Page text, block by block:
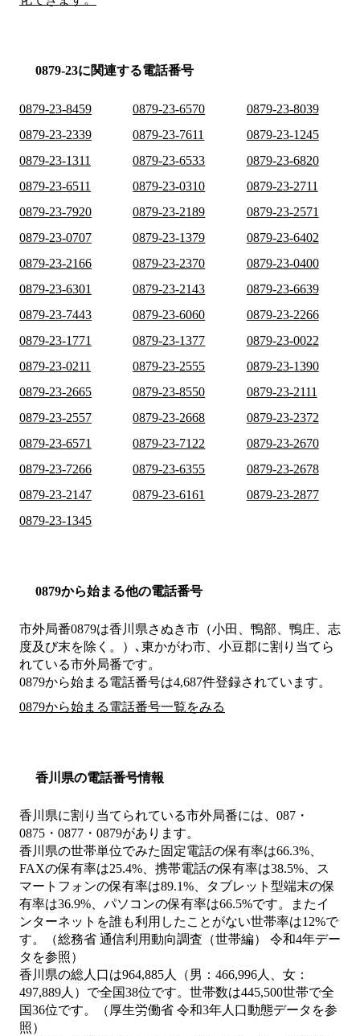
0879-23に関連する電話番号
0879-23-8459 0879-23-6570
0879-23-8039
0879-23-2339
0879-23-7611
0879-23-1245
0879-23-1311
0879-23-6533
0879-23-6820
0879-23-6511
0879-23-0310
0879-23-2711
0879-23-7920
0879-23-2189
0879-23-2571
0879-23-0707
0879-23-1379
0879-23-6402
0879-23-2166
0879-23-2370
0879-23-0400
0879-23-6301
0879-23-2143
0879-23-6639
0879-23-7443
0879-23-6060
0879-23-2266
0879-23-1771
0879-23-1377
0879-23-0022
0879-23-0211
0879-23-2555
0879-23-1390
0879-23-2665
0879-23-8550
0879-23-2111
0879-23-2557
0879-23-2668
0879-23-2372
0879-23-6571
0879-23-7122
0879-23-2670
0879-23-7266
0879-23-6355
0879-23-2678
0879-23-2147
0879-23-6161
0879-23-2877
0879-23-1345
0879から始まる他の電話番号
市外局番0879は香川県さぬき市（小田、鴨部、鴨庄、志
度及び末を除く。）､東かがわ市、小豆郡に割り当てら
れている市外局番です。
0879から始まる電話番号は4,687件登録されています。
0879から始まる電話番号一覧をみる
香川県の電話番号情報
香川県に割り当てられている市外局番には、087・
0875・0877・0879があります。
香川県の世帯単位でみた固定電話の保有率は66.3%、
FAXの保有率は25.4%、携帯電話の保有率は38.5%、ス
マートフォンの保有率は89.1%、タブレット型端末の保
有率は36.9%、パソコンの保有率は66.5%です。またイ
ンターネットを誰も利用したことがない世帯率は12%で
す。（総務省 通信利用動向調査（世帯編） 令和4年デー
タを参照）
香川県の総人口は964,885人（男：466,996人、女：
497,889人）で全国38位です。世帯数は445,500世帯で全
国36位です。（厚生労働省 令和3年人口動態データを参
照）